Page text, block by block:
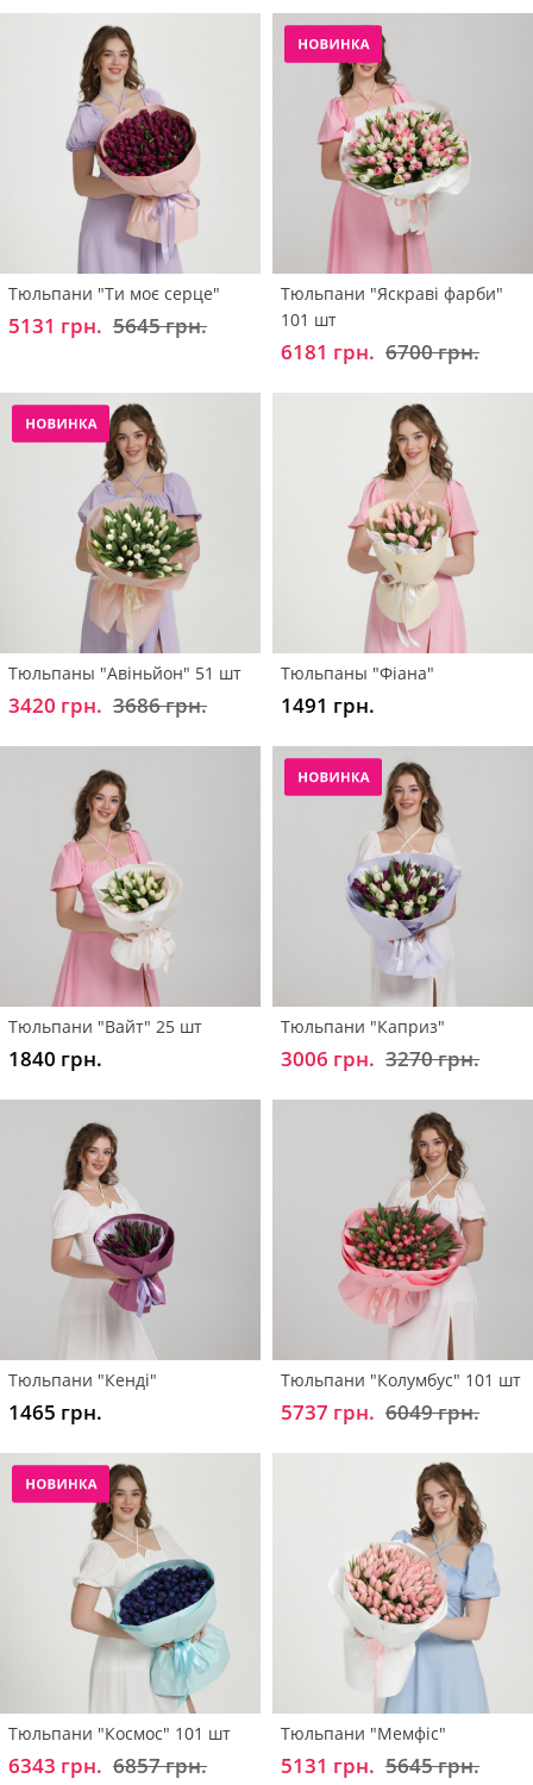
Тюльпани "Ти моє серце"
5131 грн. 5645 грн.
Тюльпани "Яскраві фарби"
101 шт
6181 грн. 6700 грн.
Тюльпаны "Авіньйон" 51 шт
3420 грн. 3686 грн.
Тюльпаны "Фіана"
1491 грн.
Тюльпани "Вайт" 25 шт
1840 грн.
Тюльпани "Каприз"
3006 грн. 3270 грн.
Тюльпани "Кенді"
1465 грн.
Тюльпани "Колумбус" 101 шт
5737 грн. 6049 грн.
Тюльпани "Космос" 101 шт
6343 грн. 6857 грн.
Тюльпани "Мемфіс"
5131 грн. 5645 грн.